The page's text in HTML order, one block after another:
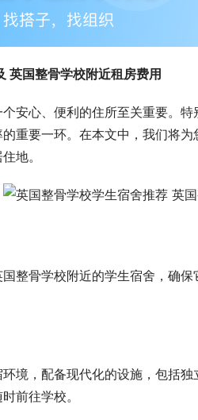
英国整骨学校附近租房费用
安心、便利的住所至关重要。
重要一环。在本文中，我们将
地。
整骨学校附近的学生宿舍，确
境，配备现代化的设施，包括
前往学校。